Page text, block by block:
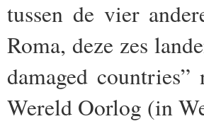
tussen de vier
Roma, deze zes
damaged
Wereld Oorlog (in